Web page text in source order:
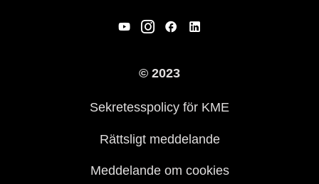
Rättsligt & Sekretess
© 2023
Sekretesspolicy för KME
Rättsligt meddelande
Meddelande om cookies